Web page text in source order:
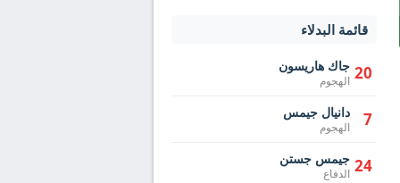
قائمة البدلاء
20 جاك هاريسون
الهجوم
7 دانيال جيمس
الهجوم
24 جيمس جستن
الدفاع